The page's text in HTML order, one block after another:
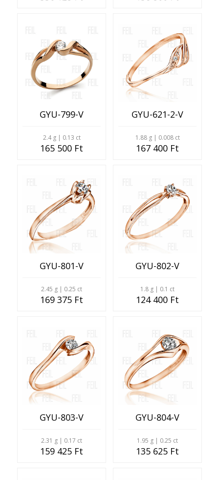
GYU-799-V
2.4 g | 0.13 ct
165 500 Ft
GYU-621-2-V
1.88 g | 0.008 ct
167 400 Ft
GYU-801-V
2.45 g | 0.25 ct
169 375 Ft
GYU-802-V
1.8 g | 0.1 ct
124 400 Ft
GYU-803-V
2.31 g | 0.17 ct
159 425 Ft
GYU-804-V
1.95 g | 0.25 ct
135 625 Ft